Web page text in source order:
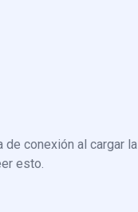
de conexión al cargar
esto.